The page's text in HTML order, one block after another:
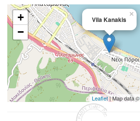
Vila Kanakis
×
+
−
Leaflet| Map data ©